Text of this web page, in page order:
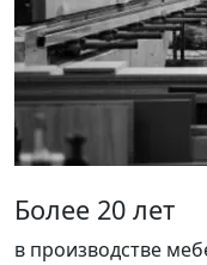
Более 20 лет
в производстве